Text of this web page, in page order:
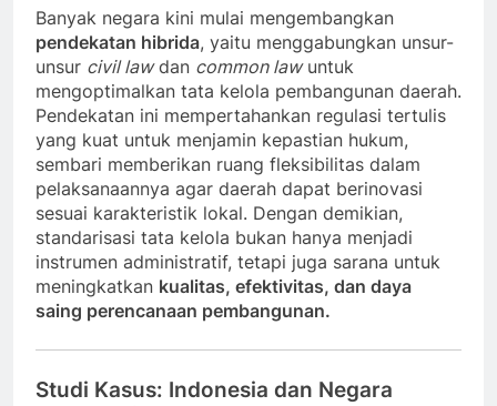
Banyak negara kini mulai mengembangkan
pendekatan hibrida, yaitu menggabungkan unsur-
unsur civil lawdan common lawuntuk
mengoptimalkan tata kelola pembangunan daerah.
Pendekatan ini mempertahankan regulasi tertulis
yang kuat untuk menjamin kepastian hukum,
sembari memberikan ruang fleksibilitas dalam
pelaksanaannya agar daerah dapat berinovasi
sesuai karakteristik lokal. Dengan demikian,
standarisasi tata kelola bukan hanya menjadi
instrumen administratif, tetapi juga sarana untuk
meningkatkan kualitas, efektivitas, dan daya
saing perencanaan pembangunan.
Studi Kasus: Indonesia dan Negara